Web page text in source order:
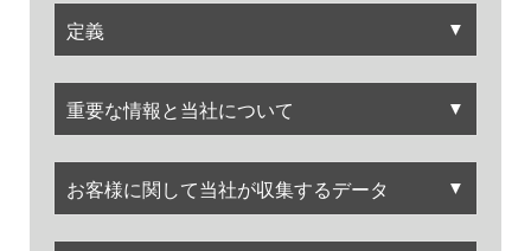
定義 ▼
重要な情報と当社について ▼
お客様に関して当社が収集するデータ ▼